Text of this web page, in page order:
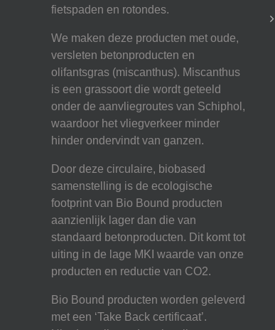
fietspaden en rotondes.
We maken deze producten met oude,
versleten betonproducten en
olifantsgras (miscanthus). Miscanthus
is een grassoort die wordt geteeld
onder de aanvliegroutes van Schiphol,
waardoor het vliegverkeer minder
hinder ondervindt van ganzen.
Door deze circulaire, biobased
samenstelling is de ecologische
footprint van Bio Bound producten
aanzienlijk lager dan die van
standaard betonproducten. Dit komt tot
uiting in de lage MKI waarde van onze
producten en reductie van CO2.
Bio Bound producten worden geleverd
met een ‘Take Back certificaat’.